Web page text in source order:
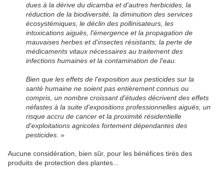
dues à la dérive du dicamba et d'autres herbicides, la
réduction de la biodiversité, la diminution des services
écosystémiques, le déclin des pollinisateurs, les
intoxications aiguës, l'émergence et la propagation de
mauvaises herbes et d'insectes résistants, la perte de
médicaments vitaux nécessaires au traitement des
infections humaines et la contamination de l'eau.
Bien que les effets de l'exposition aux pesticides sur la
santé humaine ne soient pas entièrement connus ou
compris, un nombre croissant d'études décrivent des effets
néfastes à la suite d'expositions professionnelles aiguës, un
risque accru de cancer et la proximité résidentielle
d'exploitations agricoles fortement dépendantes des
pesticides.»
Aucune considération, bien sûr, pour les bénéfices tirés des
produits de protection des plantes...